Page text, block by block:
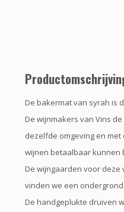
De bakermat van syrah is
De wijnmakers van Vins
dezelfde omgeving en
wijnen betaalbaar kunnen
De wijngaarden voor deze
vinden we een
De handgeplukte druiven